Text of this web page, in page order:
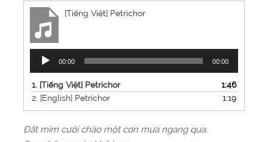
[Tiếng Việt] Petrichor
Trình
phát
âm
thanh
00:00 00:00
1. [Tiếng Việt] Petrichor
1:46
2. [English] Petrichor 1:19
Đất mỉm cười chào một cơn mưa ngang qua.